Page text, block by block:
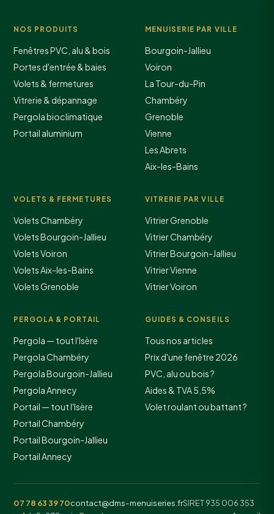
NOS PRODUITS
Fenêtres PVC, alu & bois
Portes d'entrée & baies
Volets & fermetures
Vitrerie & dépannage
Pergola bioclimatique
Portail aluminium
MENUISERIE PAR VILLE
Bourgoin-Jallieu
Voiron
La Tour-du-Pin
Chambéry
Grenoble
Vienne
Les Abrets
Aix-les-Bains
VOLETS & FERMETURES
Volets Chambéry
Volets Bourgoin-Jallieu
Volets Voiron
Volets Aix-les-Bains
Volets Grenoble
VITRERIE PAR VILLE
Vitrier Grenoble
Vitrier Chambéry
Vitrier Bourgoin-Jallieu
Vitrier Vienne
Vitrier Voiron
PERGOLA & PORTAIL
Pergola — tout l'Isère
Pergola Chambéry
Pergola Bourgoin-Jallieu
Pergola Annecy
Portail — tout l'Isère
Portail Chambéry
Portail Bourgoin-Jallieu
Portail Annecy
GUIDES & CONSEILS
Tous nos articles
Prix d'une fenêtre 2026
PVC, alu ou bois ?
Aides & TVA 5,5%
Volet roulant ou battant ?
07 78 63 39 70contact@dms-menuiseries.frSIRET 935 006 353